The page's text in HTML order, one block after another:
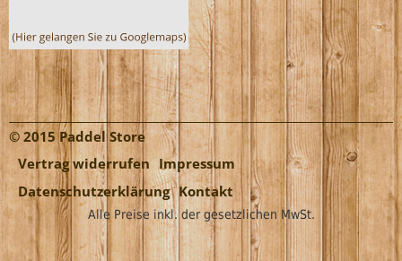
© 2015 Paddel Store
Vertrag widerrufen Impressum
Datenschutzerklärung Kontakt
Alle Preise inkl. der gesetzlichen MwSt.